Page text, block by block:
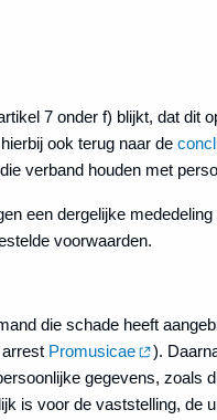
7 onder f) blijkt, dat dit
ook terug naar de
verband houden met
een dergelijke
voorwaarden.
die schade heeft
Promusicae
).
gegevens, zoals
is voor de vaststelling, de